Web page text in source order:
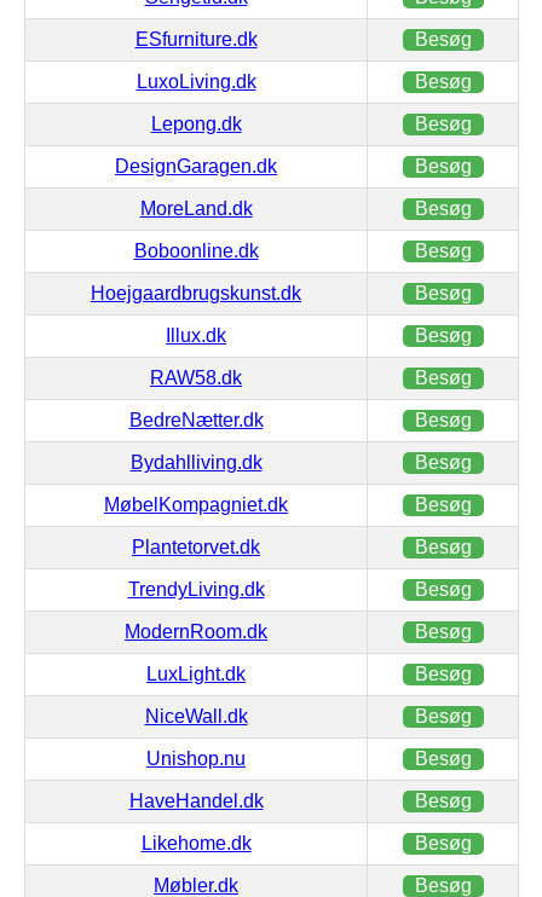
ESfurniture.dk Besøg
LuxoLiving.dk Besøg
Lepong.dk Besøg
DesignGaragen.dk Besøg
MoreLand.dk Besøg
Boboonline.dk Besøg
Hoejgaardbrugskunst.dk Besøg
Illux.dk Besøg
RAW58.dk Besøg
BedreNætter.dk Besøg
Bydahlliving.dk Besøg
MøbelKompagniet.dk Besøg
Plantetorvet.dk Besøg
TrendyLiving.dk Besøg
ModernRoom.dk Besøg
LuxLight.dk Besøg
NiceWall.dk Besøg
Unishop.nu Besøg
HaveHandel.dk Besøg
Likehome.dk Besøg
Møbler.dk Besøg